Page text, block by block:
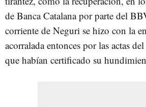
de Banca Catalana por parte del
corriente de Neguri se hizo con la
acorralada entonces por las actas
que habían certificado su